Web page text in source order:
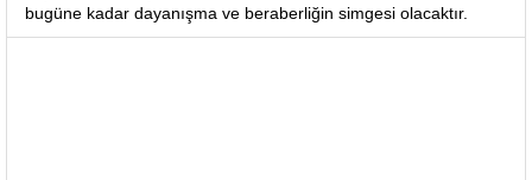
bugüne kadar dayanışma ve beraberliğin simgesi olacaktır.